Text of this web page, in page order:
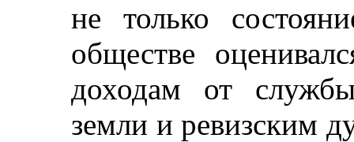
не только
обществе
доходам от
земли и ревизским